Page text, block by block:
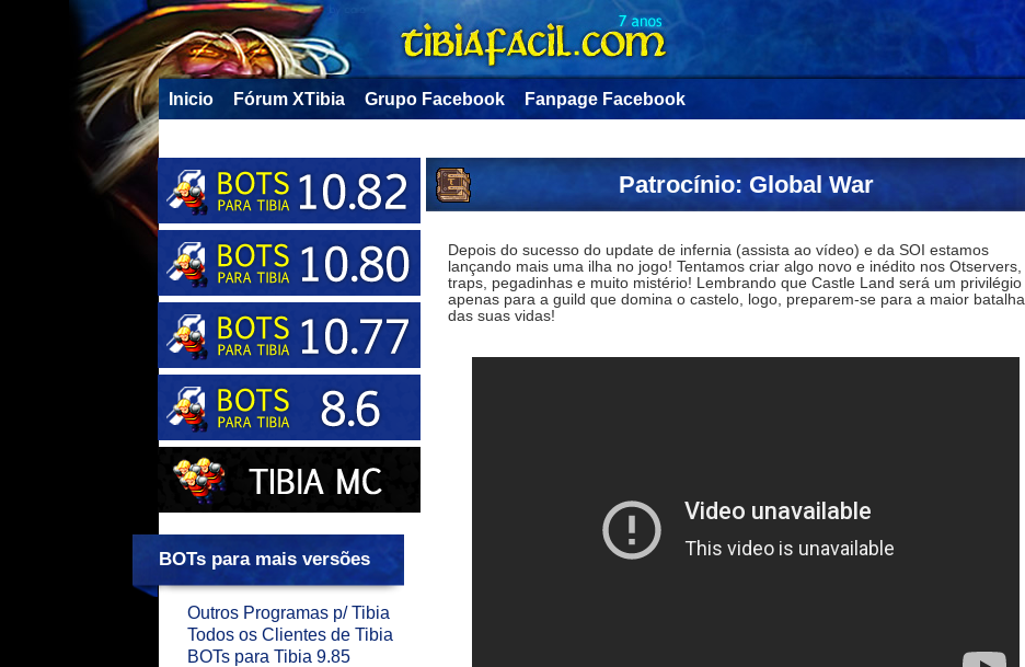
Inicio Fórum XTibia Grupo Facebook Fanpage Facebook
BOTs para mais versões
Outros Programas p/ Tibia
Todos os Clientes de Tibia
BOTs para Tibia 9.85
Patrocínio: Global War
Depois do sucesso do update de infernia (assista ao vídeo) e da SOI estamos
lançando mais uma ilha no jogo! Tentamos criar algo novo e inédito nos Otservers,
traps, pegadinhas e muito mistério! Lembrando que Castle Land será um privilégio
apenas para a guild que domina o castelo, logo, preparem-se para a maior batalha
das suas vidas!